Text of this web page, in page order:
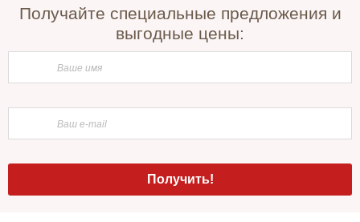
Получайте специальные предложения и
выгодные цены: